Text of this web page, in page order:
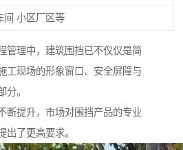
间 小区厂区等
管理中，建筑围挡已不仅仅是简
工现场的形象窗口、安全屏障与
分。
断提升，市场对围挡产品的专业
出了更高要求。